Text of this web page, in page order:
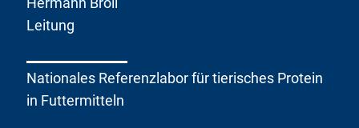
Leitung
Nationales Referenzlabor für tierisches Protein
in Futtermitteln